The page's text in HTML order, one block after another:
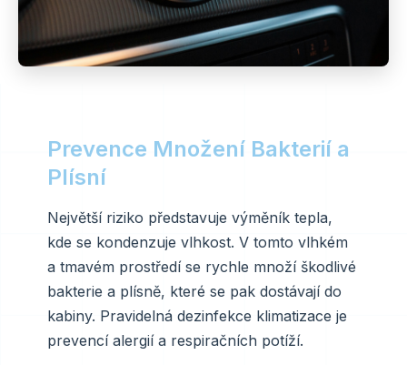
Prevence Množení Bakterií a
Plísní
Největší riziko představuje výměník tepla,
kde se kondenzuje vlhkost. V tomto vlhkém
a tmavém prostředí se rychle množí škodlivé
bakterie a plísně, které se pak dostávají do
kabiny. Pravidelná dezinfekce klimatizace je
prevencí alergií a respiračních potíží.